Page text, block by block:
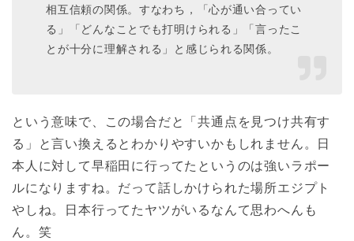
相互信頼の関係。すなわち，「心が通い合ってい
る」「どんなことでも打明けられる」「言ったこ
とが十分に理解される」と感じられる関係。
という意味で、この場合だと「共通点を見つけ共有す
る」と言い換えるとわかりやすいかもしれません。日
本人に対して早稲田に行ってたというのは強いラポー
ルになりますね。だって話しかけられた場所エジプト
やしね。日本行ってたヤツがいるなんて思わへんも
ん。笑